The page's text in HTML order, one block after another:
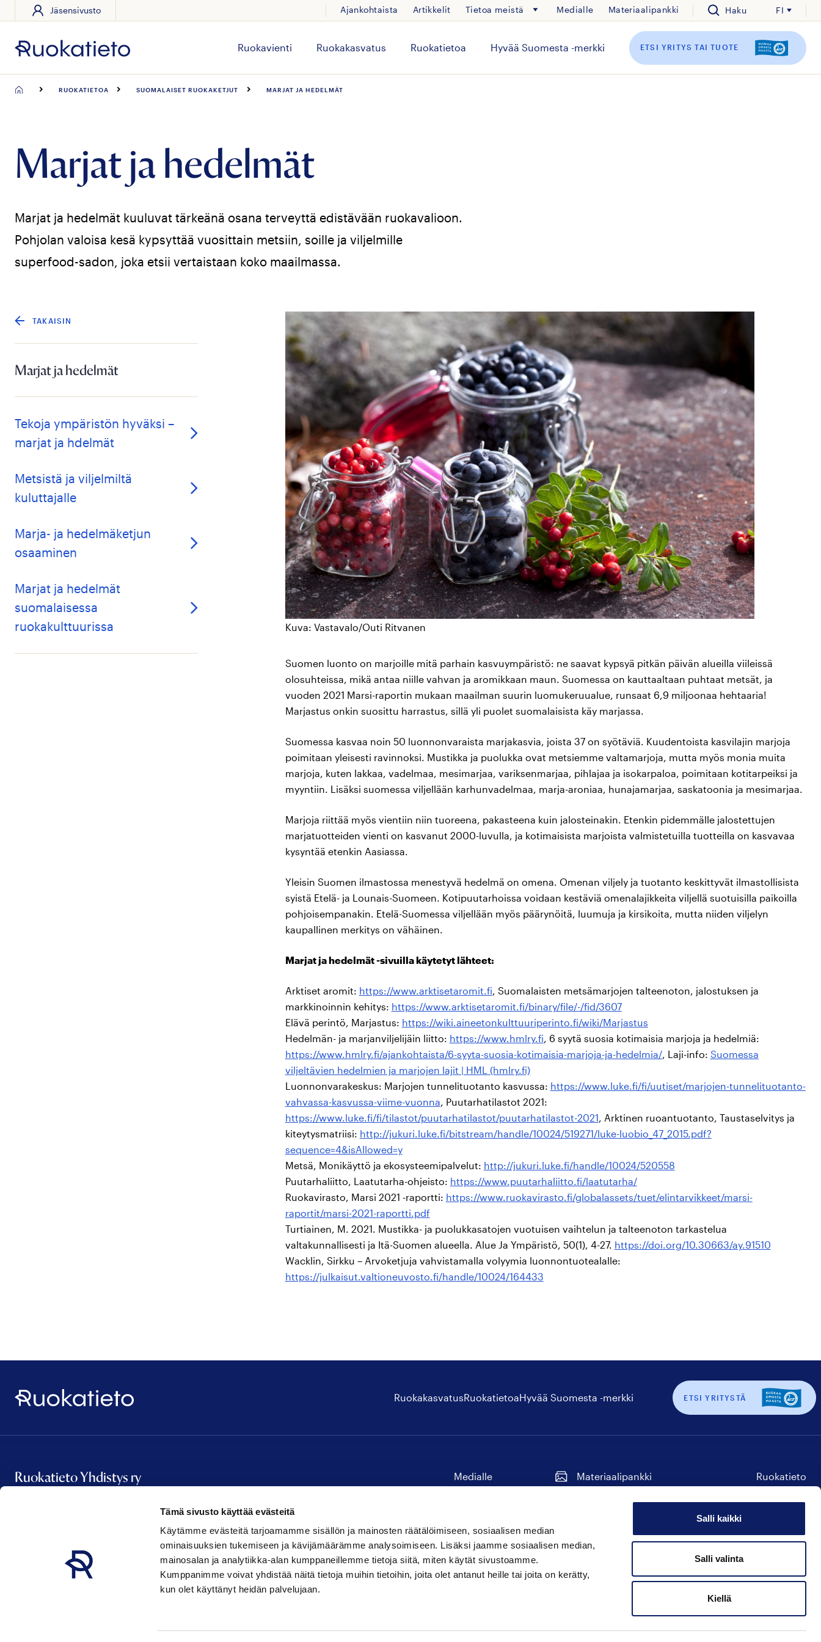
Tämä sivusto käyttää evästeitä
Käytämme evästeitä tarjoamamme sisällön ja mainosten räätälöimiseen, sosiaalisen median
ominaisuuksien tukemiseen ja kävijämäärämme analysoimiseen. Lisäksi jaamme sosiaalisen median,
mainosalan ja analytiikka-alan kumppaneillemme tietoja siitä, miten käytät sivustoamme.
Kumppanimme voivat yhdistää näitä tietoja muihin tietoihin, joita olet antanut heille tai joita on kerätty,
kun olet käyttänyt heidän palvelujaan.
Salli kaikki
Salli valinta
Kiellä
sisältöön
Jäsensivusto Ajankohtaista Artikkelit Tietoa meistä Medialle Materiaalipankki Haku FI
Ruokavienti Ruokakasvatus Ruokatietoa Hyvää Suomesta -merkki ETSI YRITYS TAI TUOTE
RUOKATIETOA SUOMALAISET RUOKAKETJUT MARJAT JA HEDELMÄT
Marjat ja hedelmät
Marjat ja hedelmät kuuluvat tärkeänä osana terveyttä edistävään ruokavalioon.
Pohjolan valoisa kesä kypsyttää vuosittain metsiin, soille ja viljelmille
superfood-sadon, joka etsii vertaistaan koko maailmassa.
TAKAISIN
Marjat ja hedelmät
Tekoja ympäristön hyväksi –
marjat ja hdelmät
Metsistä ja viljelmiltä
kuluttajalle
Marja- ja hedelmäketjun
osaaminen
Marjat ja hedelmät
suomalaisessa
ruokakulttuurissa
Kuva: Vastavalo/Outi Ritvanen
Suomen luonto on marjoille mitä parhain kasvuympäristö: ne saavat kypsyä pitkän päivän alueilla viileissä
olosuhteissa, mikä antaa niille vahvan ja aromikkaan maun. Suomessa on kauttaaltaan puhtaat metsät, ja
vuoden 2021 Marsi-raportin mukaan maailman suurin luomukeruualue, runsaat 6,9 miljoonaa hehtaaria!
Marjastus onkin suosittu harrastus, sillä yli puolet suomalaisista käy marjassa.
Suomessa kasvaa noin 50 luonnonvaraista marjakasvia, joista 37 on syötäviä. Kuudentoista kasvilajin marjoja
poimitaan yleisesti ravinnoksi. Mustikka ja puolukka ovat metsiemme valtamarjoja, mutta myös monia muita
marjoja, kuten lakkaa, vadelmaa, mesimarjaa, variksenmarjaa, pihlajaa ja isokarpaloa, poimitaan kotitarpeiksi ja
myyntiin. Lisäksi suomessa viljellään karhunvadelmaa, marja-aroniaa, hunajamarjaa, saskatoonia ja mesimarjaa.
Marjoja riittää myös vientiin niin tuoreena, pakasteena kuin jalosteinakin. Etenkin pidemmälle jalostettujen
marjatuotteiden vienti on kasvanut 2000-luvulla, ja kotimaisista marjoista valmistetuilla tuotteilla on kasvavaa
kysyntää etenkin Aasiassa.
Yleisin Suomen ilmastossa menestyvä hedelmä on omena. Omenan viljely ja tuotanto keskittyvät ilmastollisista
syistä Etelä- ja Lounais-Suomeen. Kotipuutarhoissa voidaan kestäviä omenalajikkeita viljellä suotuisilla paikoilla
pohjoisempanakin. Etelä-Suomessa viljellään myös päärynöitä, luumuja ja kirsikoita, mutta niiden viljelyn
kaupallinen merkitys on vähäinen.
Marjat ja hedelmät -sivuilla käytetyt lähteet:
Arktiset aromit: https://www.arktisetaromit.fi , Suomalaisten metsämarjojen talteenoton, jalostuksen ja
markkinoinnin kehitys: https://www.arktisetaromit.fi/binary/file/-/fid/3607
Elävä perintö, Marjastus: https://wiki.aineetonkulttuuriperinto.fi/wiki/Marjastus
Hedelmän- ja marjanviljelijäin liitto: https://www.hmlry.fi , 6 syytä suosia kotimaisia marjoja ja hedelmiä:
https://www.hmlry.fi/ajankohtaista/6-syyta-suosia-kotimaisia-marjoja-ja-hedelmia/, Laji-info: Suomessa
viljeltävien hedelmien ja marjojen lajit | HML (hmlry.fi)
Luonnonvarakeskus: Marjojen tunnelituotanto kasvussa: https://www.luke.fi/fi/uutiset/marjojen-tunnelituotanto-
vahvassa-kasvussa-viime-vuonna , Puutarhatilastot 2021:
https://www.luke.fi/fi/tilastot/puutarhatilastot/puutarhatilastot-2021 , Arktinen ruoantuotanto, Taustaselvitys ja
kiteytysmatriisi: http://jukuri.luke.fi/bitstream/handle/10024/519271/luke-luobio_47_2015.pdf?
sequence=4&isAllowed=y
Metsä, Monikäyttö ja ekosysteemipalvelut: http://jukuri.luke.fi/handle/10024/520558
Puutarhaliitto, Laatutarha-ohjeisto: https://www.puutarhaliitto.fi/laatutarha/
Ruokavirasto, Marsi 2021 -raportti: https://www.ruokavirasto.fi/globalassets/tuet/elintarvikkeet/marsi-
raportit/marsi-2021-raportti.pdf
Turtiainen, M. 2021. Mustikka- ja puolukkasatojen vuotuisen vaihtelun ja talteenoton tarkastelua
valtakunnallisesti ja Itä-Suomen alueella. Alue Ja Ympäristö, 50(1), 4-27. https://doi.org/10.30663/ay.91510
Wacklin, Sirkku – Arvoketjuja vahvistamalla volyymia luonnontuotealalle:
https://julkaisut.valtioneuvosto.fi/handle/10024/164433
Ruokatieto
RuokakasvatusRuokatietoaHyvää Suomesta -merkki ETSI YRITYSTÄ
Ruokatieto Yhdistys ry
etunimi.sukunimi@ruokatieto.fi
Medialle
Materiaalipankki
Ruokatieto
meitämeitämeitä
Hyvää Suomesta
Seuraa
meitä
instagram
Seuraa
meitä
facebook
Seuraa
meitä